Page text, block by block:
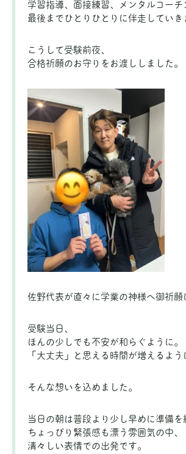
学習指導、面接練習、メンタルコーチ
最後までひとりひとりに伴走していき
こうして受験前夜、
合格祈願のお守りをお渡ししました。
佐野代表が直々に学業の神様へ御祈願
受験当日、
ほんの少しでも不安が和らぐように。
「大丈夫」と思える時間が増えるよう
そんな想いを込めました。
当日の朝は普段より少し早めに準備を
ちょっぴり緊張感も漂う雰囲気の中、
清々しい表情での出発です。